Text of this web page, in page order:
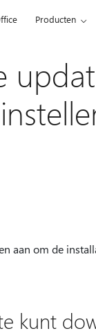
Producten
aan om de
kunt